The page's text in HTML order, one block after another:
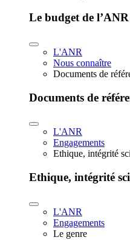
Le budget de l’ANR
L'ANR
Nous connaître
Documents de
Documents de
L'ANR
Engagements
Ethique, intégrité
Ethique, intégrité
L'ANR
Engagements
Le genre